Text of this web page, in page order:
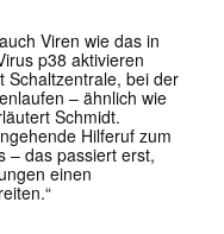
Viren wie das in
p38 aktivieren
Schaltzentrale, bei der
– ähnlich wie
Schmidt.
Hilferuf zum
– das passiert erst,
einen